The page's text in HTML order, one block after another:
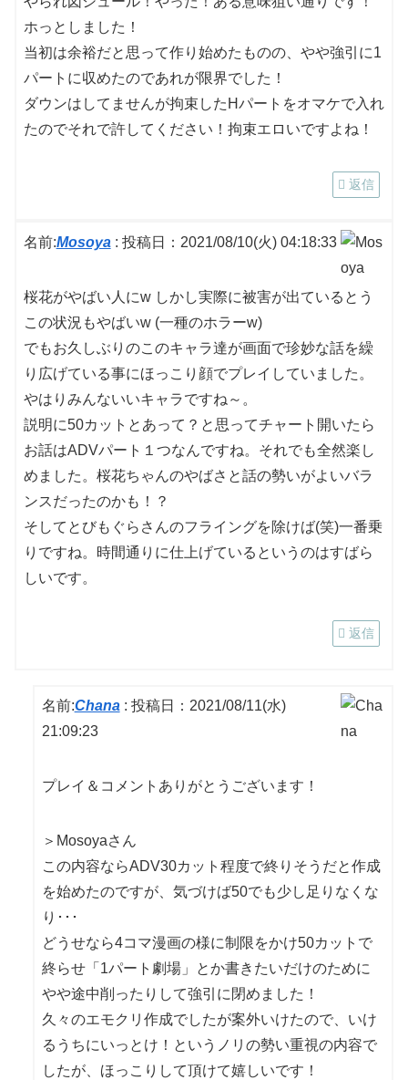
ホっとしました！
当初は余裕だと思って作り始めたものの、やや強引に1
パートに収めたのであれが限界でした！
ダウンはしてませんが拘束したHパートをオマケで入れ
たのでそれで許してください！拘束エロいですよね！
返信
名前:Mosoya: 投稿日：2021/08/10(火) 04:18:33
桜花がやばい人にw しかし実際に被害が出ているとう
この状況もやばいw (一種のホラーw)
でもお久しぶりのこのキャラ達が画面で珍妙な話を繰
り広げている事にほっこり顔でプレイしていました。
やはりみんないいキャラですね～。
説明に50カットとあって？と思ってチャート開いたら
お話はADVパート１つなんですね。それでも全然楽し
めました。桜花ちゃんのやばさと話の勢いがよいバラ
ンスだったのかも！？
そしてとびもぐらさんのフライングを除けば(笑)一番乗
りですね。時間通りに仕上げているというのはすばら
しいです。
返信
名前:Chana: 投稿日：2021/08/11(水)
21:09:23
プレイ＆コメントありがとうございます！
＞Mosoyaさん
この内容ならADV30カット程度で終りそうだと作成
を始めたのですが、気づけば50でも少し足りなくな
り･･･
どうせなら4コマ漫画の様に制限をかけ50カットで
終らせ「1パート劇場」とか書きたいだけのために
やや途中削ったりして強引に閉めました！
久々のエモクリ作成でしたが案外いけたので、いけ
るうちにいっとけ！というノリの勢い重視の内容で
したが、ほっこりして頂けて嬉しいです！